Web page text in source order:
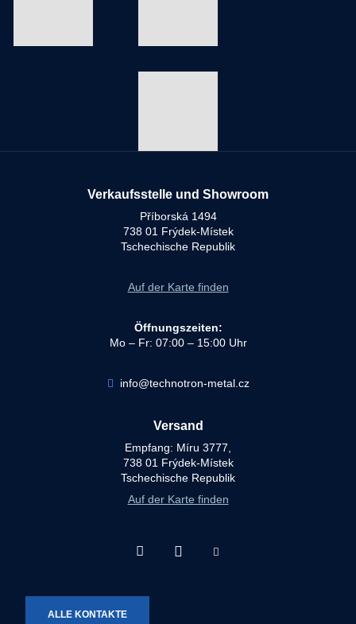
Verkaufsstelle und Showroom
Příborská 1494
738 01 Frýdek-Místek
Tschechische Republik
Auf der Karte finden
Öffnungszeiten:
Mo – Fr: 07:00 – 15:00 Uhr
info@technotron-metal.cz
Versand
Empfang: Míru 3777,
738 01 Frýdek-Místek
Tschechische Republik
Auf der Karte finden
ALLE KONTAKTE